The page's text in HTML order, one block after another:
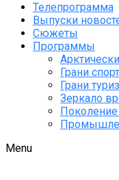
Телепрограмма
Выпуски
Сюжеты
Программы
Грани
Грани
Зеркало
Поколение
Menu